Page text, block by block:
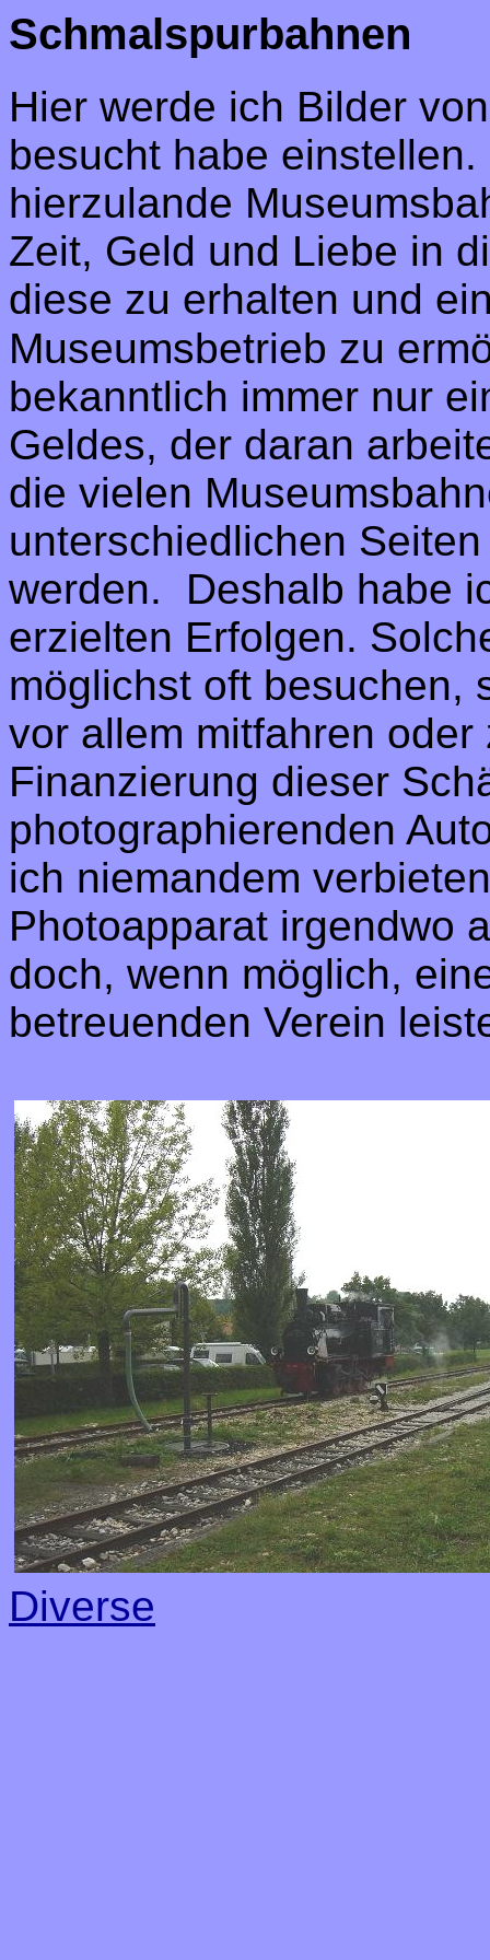
Schmalspurbahnen
Hier werde ich Bilder
besucht habe
hierzulande
Zeit, Geld und Liebe in
diese zu erhalten und
Museumsbetrieb zu
bekanntlich immer nur
Geldes, der daran
die vielen
unterschiedlichen
werden.
Deshalb habe
erzielten Erfolgen.
möglichst oft besuchen,
vor allem mitfahren
Finanzierung dieser
photographierenden
ich niemandem
Photoapparat irgendwo
doch, wenn möglich,
betreuenden Verein
Diverse